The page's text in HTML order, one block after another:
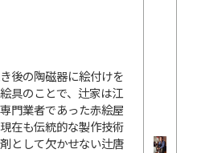
後の陶磁器に絵付けを
具のことで、辻家は江
門業者であった赤絵屋
在も伝統的な製作技術
として欠かせない辻唐